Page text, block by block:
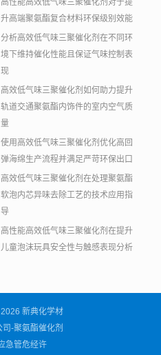
高性能高效低气味三聚催化剂对于提
升高端聚氨酯复合材料环保级别效能
分析高效低气味三聚催化剂在不同环
境下维持催化性能且保证气味控制表
现
高效低气味三聚催化剂如何助力提升
轨道交通聚氨酯内饰件的室内空气质
量
使用高效低气味三聚催化剂优化高回
弹海绵生产流程并满足严苛环保出口
高效低气味三聚催化剂在处理聚氨酯
软泡内芯异味去除工艺的技术应用指
导
高性能高效低气味三聚催化剂在提升
儿童泡沫玩具安全性与触感表现分析
新典化学材
-聚氨酯催化剂
急管危经许